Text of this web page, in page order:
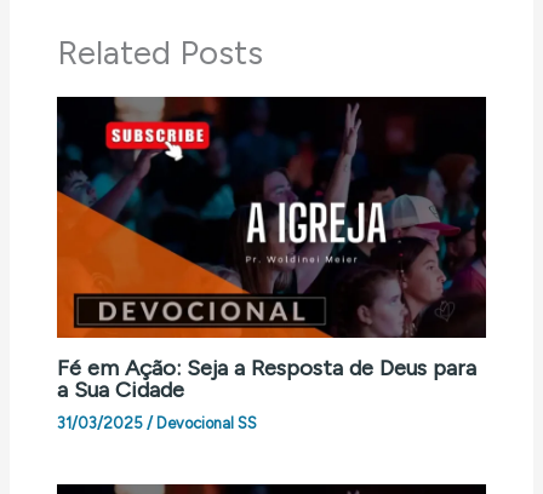
Related Posts
Fé em Ação: Seja a Resposta de Deus para
a Sua Cidade
31/03/2025/ Devocional SS